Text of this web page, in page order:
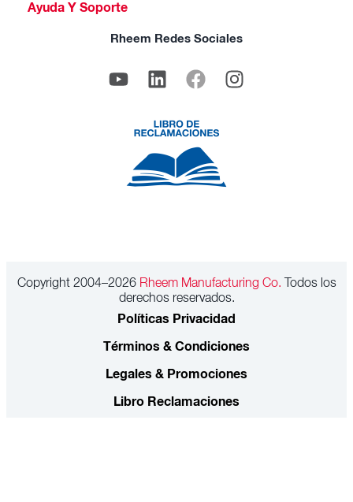
Ayuda Y Soporte
Rheem Redes Sociales
Copyright 2004–2026Rheem Manufacturing Co. Todos los
derechos reservados.
Políticas Privacidad
Términos & Condiciones
Legales & Promociones
Libro Reclamaciones